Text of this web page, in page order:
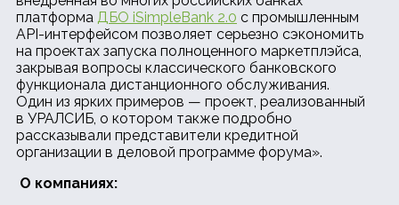
платформа ДБО iSimpleBank 2.0 с промышленным
API-интерфейсом позволяет серьезно сэкономить
на проектах запуска полноценного маркетплэйса,
закрывая вопросы классического банковского
функционала дистанционного обслуживания.
Один из ярких примеров — проект, реализованный
в УРАЛСИБ, о котором также подробно
рассказывали представители кредитной
организации в деловой программе форума».
О компаниях: